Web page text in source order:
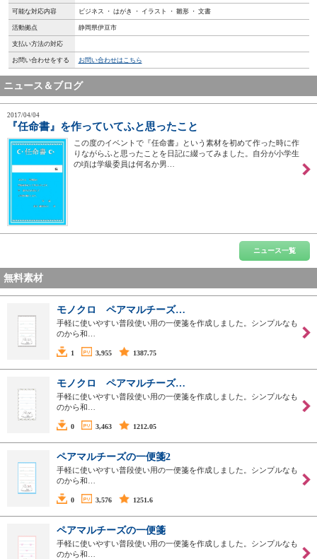
可能な対応内容 ビジネス ・ はがき ・ イラスト ・ 雛形 ・ 文書
活動拠点 静岡県伊豆市
支払い方法の対応
お問い合わせをする お問い合わせはこちら
ニュース＆ブログ
2017/04/04
『任命書』を作っていてふと思ったこと
この度のイベントで『任命書』という素材を初めて作った時に作
りながらふと思ったことを日記に綴ってみました。自分が小学生
の頃は学級委員は何名か男…
ニュース一覧
無料素材
モノクロ ペアマルチーズ…
手軽に使いやすい普段使い用の一便箋を作成しました。シンプルなも
のから和…
1 3,955 1387.75
モノクロ ペアマルチーズ…
手軽に使いやすい普段使い用の一便箋を作成しました。シンプルなも
のから和…
0 3,463 1212.05
ペアマルチーズの一便箋2
手軽に使いやすい普段使い用の一便箋を作成しました。シンプルなも
のから和…
0 3,576 1251.6
ペアマルチーズの一便箋
手軽に使いやすい普段使い用の一便箋を作成しました。シンプルなも
のから和…